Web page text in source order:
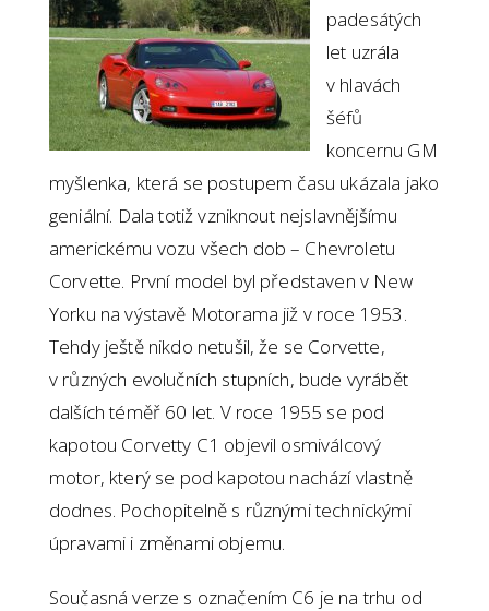
padesátých
let uzrála
v hlavách
šéfů
koncernu GM
myšlenka, která se postupem času ukázala jako
geniální. Dala totiž vzniknout nejslavnějšímu
americkému vozu všech dob – Chevroletu
Corvette. První model byl představen v New
Yorku na výstavě Motorama již v roce 1953.
Tehdy ještě nikdo netušil, že se Corvette,
v různých evolučních stupních, bude vyrábět
dalších téměř 60 let. V roce 1955 se pod
kapotou Corvetty C1 objevil osmiválcový
motor, který se pod kapotou nachází vlastně
dodnes. Pochopitelně s různými technickými
úpravami i změnami objemu.
Současná verze s označením C6 je na trhu od